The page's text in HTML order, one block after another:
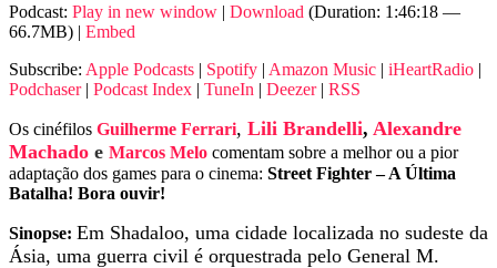
Podcast: Play in new window | Download (Duration: 1:46:18 —
66.7MB) | Embed
Subscribe: Apple Podcasts | Spotify | Amazon Music | iHeartRadio |
Podchaser| Podcast Index | TuneIn | Deezer| RSS
Os cinéfilos Guilherme Ferrari, Lili Brandelli, Alexandre
Machado e Marcos Melo comentam sobre a melhor ou a pior
adaptação dos games para o cinema: Street Fighter – A Última
Batalha! Bora ouvir!
Sinopse: Em Shadaloo, uma cidade localizada no sudeste da
Ásia, uma guerra civil é orquestrada pelo General M.